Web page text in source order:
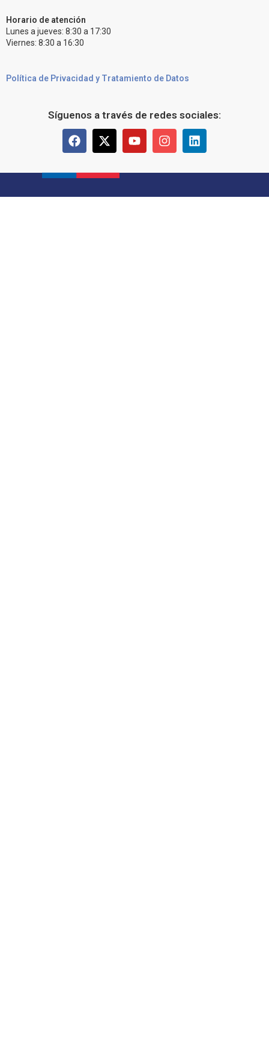
Horario de atención
Lunes a jueves: 8:30 a 17:30
Viernes: 8:30 a 16:30
Política de Privacidad y Tratamiento de Datos
Síguenos a través de redes sociales: